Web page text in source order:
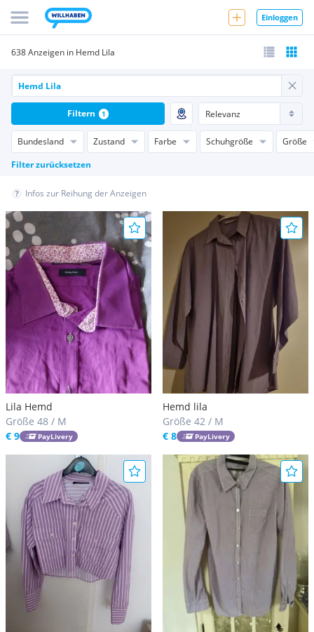
Einloggen
638 Anzeigen in Hemd Lila
Bundesland Zustand Farbe Schuhgröße
Größe
Filter zurücksetzen
Filtern 1
Infos zur Reihung der Anzeigen
Lila Hemd
Größe 48 / M
€ 9
PayLivery
Hemd lila
Größe 42 / M
€ 8
PayLivery